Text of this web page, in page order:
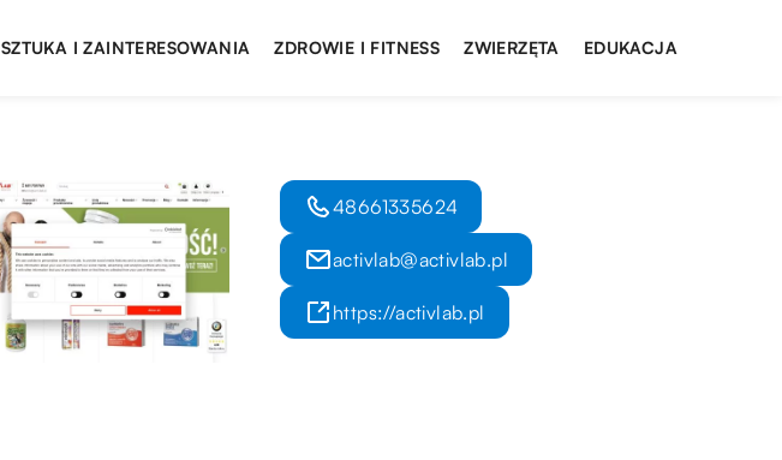
SZTUKA I ZAINTERESOWANIA ZDROWIE I FITNESS ZWIERZĘTA EDUKACJA
48661335624
activlab@activlab.pl
https://activlab.pl